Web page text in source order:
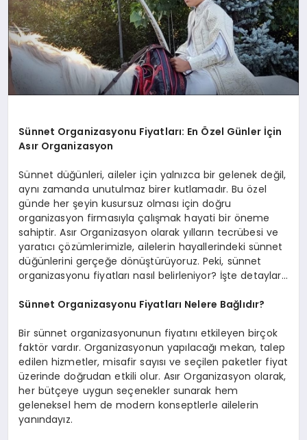
Sünnet Organizasyonu Fiyatları: En Özel Günler İçin
Asır Organizasyon
Sünnet düğünleri, aileler için yalnızca bir gelenek değil,
aynı zamanda unutulmaz birer kutlamadır. Bu özel
günde her şeyin kusursuz olması için doğru
organizasyon firmasıyla çalışmak hayati bir öneme
sahiptir. Asır Organizasyon olarak yılların tecrübesi ve
yaratıcı çözümlerimizle, ailelerin hayallerindeki sünnet
düğünlerini gerçeğe dönüştürüyoruz. Peki, sünnet
organizasyonu fiyatları nasıl belirleniyor? İşte detaylar…
Sünnet Organizasyonu Fiyatları Nelere Bağlıdır?
Bir sünnet organizasyonunun fiyatını etkileyen birçok
faktör vardır. Organizasyonun yapılacağı mekan, talep
edilen hizmetler, misafir sayısı ve seçilen paketler fiyat
üzerinde doğrudan etkili olur. Asır Organizasyon olarak,
her bütçeye uygun seçenekler sunarak hem
geleneksel hem de modern konseptlerle ailelerin
yanındayız.